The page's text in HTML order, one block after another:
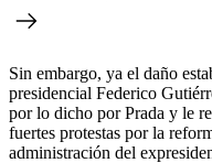
Sin embargo, ya el daño
presidencial Federico
por lo dicho por Prada y le
fuertes protestas por la
administración del